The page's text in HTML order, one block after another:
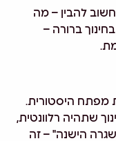
להבין – מה
ברורה –
מפתח היסטורית.
שתהיה רלוונטית,
הישנה" – זה